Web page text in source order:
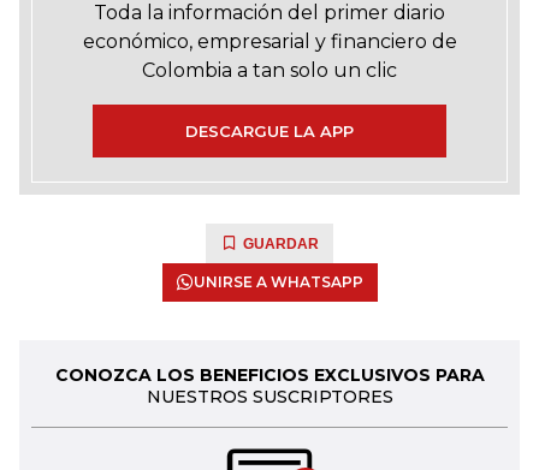
Toda la información del primer diario
económico, empresarial y financiero de
Colombia a tan solo un clic
DESCARGUE LA APP
GUARDAR
UNIRSE A WHATSAPP
CONOZCA LOS BENEFICIOS EXCLUSIVOS PARA
NUESTROS SUSCRIPTORES